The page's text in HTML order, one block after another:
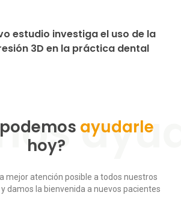
estudio investiga el uso de la
3D en la práctica dental
ayudarle
hoy?
mejor atención posible a todos nuestros
damos la bienvenida a nuevos pacientes